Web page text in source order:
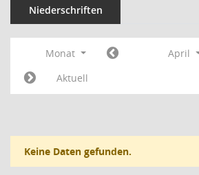
Niederschriften
Monat April
Aktuell
Keine Daten gefunden.